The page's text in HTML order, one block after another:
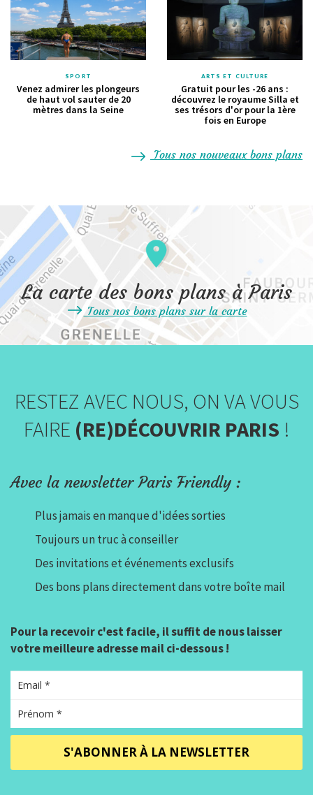
SPORT
Venez admirer les plongeurs
de haut vol sauter de 20
mètres dans la Seine
ARTS ET CULTURE
Gratuit pour les -26 ans :
découvrez le royaume Silla et
ses trésors d'or pour la 1ère
fois en Europe
Tous nos nouveaux bons plans
La carte des bons plans à Paris
Tous nos bons plans sur la carte
RESTEZ AVEC NOUS, ON VA VOUS
FAIRE (RE)DÉCOUVRIR PARIS !
Avec la newsletter Paris Friendly :
Plus jamais en manque d'idées sorties
Toujours un truc à conseiller
Des invitations et événements exclusifs
Des bons plans directement dans votre boîte mail
Pour la recevoir c'est facile, il suffit de nous laisser
votre meilleure adresse mail ci-dessous !
S'ABONNER À LA NEWSLETTER